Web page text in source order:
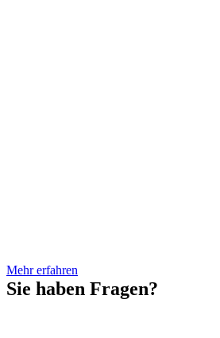
Mehr erfahren
Sie haben Fragen?